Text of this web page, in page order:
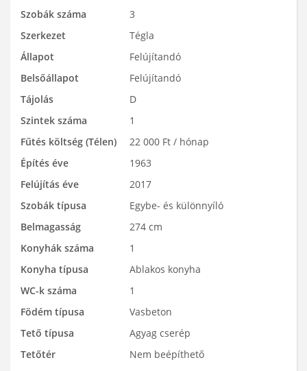
Szobák száma
3
Szerkezet
Tégla
Állapot
Felújítandó
Belsőállapot
Felújítandó
Tájolás
D
Szintek száma
1
Fűtés költség (Télen)
22 000 Ft / hónap
Építés éve
1963
Felújítás éve
2017
Szobák típusa
Egybe- és különnyíló
Belmagasság
274 cm
Konyhák száma
1
Konyha típusa
Ablakos konyha
WC-k száma
1
Födém típusa
Vasbeton
Tető típusa
Agyag cserép
Tetőtér
Nem beépíthető